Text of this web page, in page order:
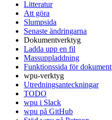
Litteratur
Att göra
Slumpsida
Senaste ändringarna
Dokumentverktyg
Ladda upp en fil
Massuppladdning
Funktionssida för dokument
wpu-verktyg
Utredningsanteckningar
TODO
wpu i Slack
wpu på GitHub